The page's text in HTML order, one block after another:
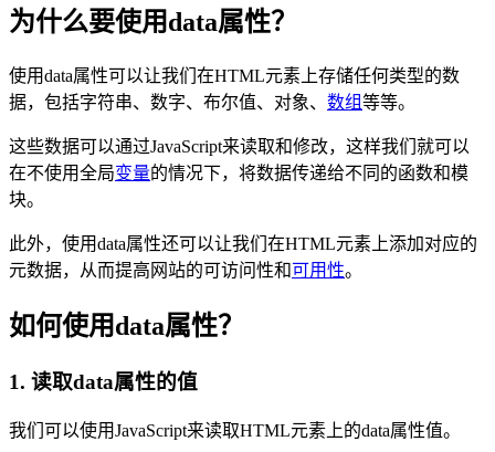
为什么要使用data属性？
使用data属性可以让我们在HTML元素上存储任何类型的数
据，包括字符串、数字、布尔值、对象、 数组等等。
这些数据可以通过JavaScript来读取和修改，这样我们就可以
在不使用全局变量的情况下，将数据传递给不同的函数和模
块。
此外，使用data属性还可以让我们在HTML元素上添加对应的
元数据，从而提高网站的可访问性和可用性。
如何使用data属性？
1. 读取data属性的值
我们可以使用JavaScript来读取HTML元素上的data属性值。